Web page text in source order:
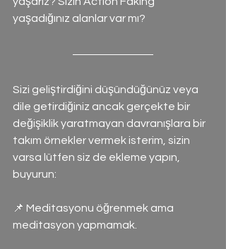
yaşadığınız alanlar var mı?
Sizi geliştirdiğini düşündüğünüz veya
dile getirdiğiniz ancak gerçekte bir
değişiklik yaratmayan davranışlara bir
takım örnekler vermek isterim, sizin
varsa lütfen siz de ekleme yapın,
buyurun:
📌 Meditasyonu öğrenmek ama
meditasyon yapmamak.